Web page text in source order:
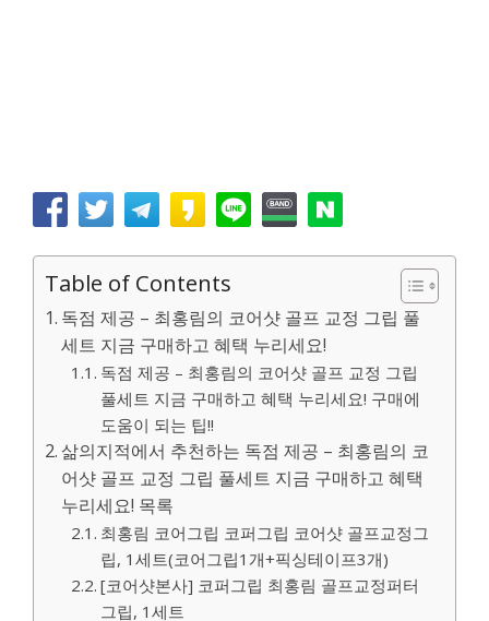
Table of Contents
독점 제공 – 최홍림의 코어샷 골프 교정 그립 풀
세트 지금 구매하고 혜택 누리세요!
독점 제공 – 최홍림의 코어샷 골프 교정 그립
풀세트 지금 구매하고 혜택 누리세요! 구매에
도움이 되는 팁!!
삶의지적에서 추천하는 독점 제공 – 최홍림의 코
어샷 골프 교정 그립 풀세트 지금 구매하고 혜택
누리세요! 목록
최홍림 코어그립 코퍼그립 코어샷 골프교정그
립, 1세트(코어그립1개+픽싱테이프3개)
[코어샷본사] 코퍼그립 최홍림 골프교정퍼터
그립, 1세트